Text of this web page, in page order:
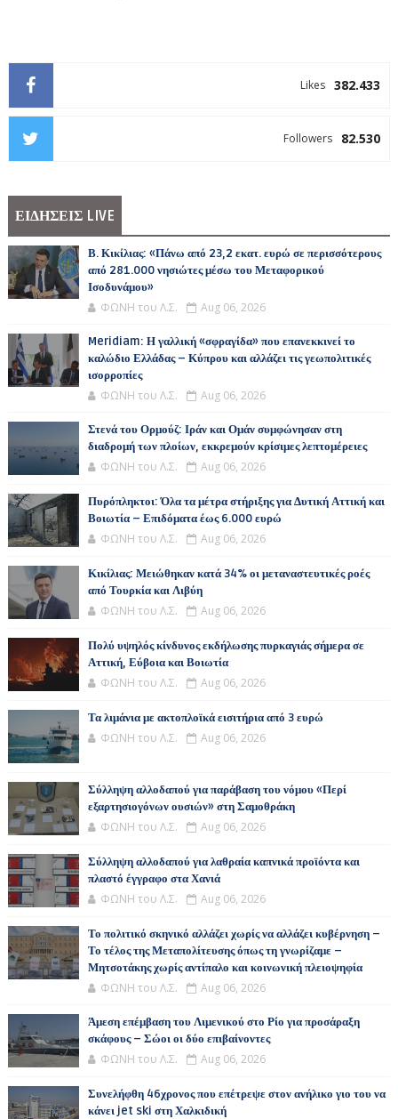
382.433
Likes
82.530
Followers
ΕΙΔΗΣΕΙΣ LIVE
Β. Κικίλιας: «Πάνω από 23,2 εκατ. ευρώ σε περισσότερους
από 281.000 νησιώτες μέσω του Μεταφορικού
Ισοδυνάμου»
ΦΩΝΗ του Λ.Σ. Aug 06, 2026
Meridiam: Η γαλλική «σφραγίδα» που επανεκκινεί το
καλώδιο Ελλάδας – Κύπρου και αλλάζει τις γεωπολιτικές
ισορροπίες
ΦΩΝΗ του Λ.Σ. Aug 06, 2026
Στενά του Ορμούζ: Ιράν και Ομάν συμφώνησαν στη
διαδρομή των πλοίων, εκκρεμούν κρίσιμες λεπτομέρειες
ΦΩΝΗ του Λ.Σ. Aug 06, 2026
Πυρόπληκτοι: Όλα τα μέτρα στήριξης για Δυτική Αττική και
Βοιωτία – Επιδόματα έως 6.000 ευρώ
ΦΩΝΗ του Λ.Σ. Aug 06, 2026
Κικίλιας: Μειώθηκαν κατά 34% οι μεταναστευτικές ροές
από Τουρκία και Λιβύη
ΦΩΝΗ του Λ.Σ. Aug 06, 2026
Πολύ υψηλός κίνδυνος εκδήλωσης πυρκαγιάς σήμερα σε
Αττική, Εύβοια και Βοιωτία
ΦΩΝΗ του Λ.Σ. Aug 06, 2026
Τα λιμάνια με ακτοπλοϊκά εισιτήρια από 3 ευρώ
ΦΩΝΗ του Λ.Σ. Aug 06, 2026
Σύλληψη αλλοδαπού για παράβαση του νόμου «Περί
εξαρτησιογόνων ουσιών» στη Σαμοθράκη
ΦΩΝΗ του Λ.Σ. Aug 06, 2026
Σύλληψη αλλοδαπού για λαθραία καπνικά προϊόντα και
πλαστό έγγραφο στα Χανιά
ΦΩΝΗ του Λ.Σ. Aug 06, 2026
Το πολιτικό σκηνικό αλλάζει χωρίς να αλλάζει κυβέρνηση –
Το τέλος της Μεταπολίτευσης όπως τη γνωρίζαμε –
Μητσοτάκης χωρίς αντίπαλο και κοινωνική πλειοψηφία
ΦΩΝΗ του Λ.Σ. Aug 06, 2026
Άμεση επέμβαση του Λιμενικού στο Ρίο για προσάραξη
σκάφους – Σώοι οι δύο επιβαίνοντες
ΦΩΝΗ του Λ.Σ. Aug 06, 2026
Συνελήφθη 46χρονος που επέτρεψε στον ανήλικο γιο του να
κάνει jet ski στη Χαλκιδική